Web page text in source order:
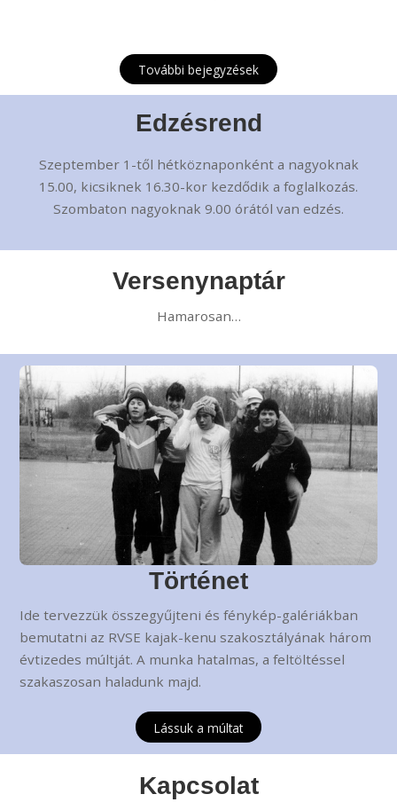
További bejegyzések
Edzésrend
Szeptember 1-től hétköznaponként a nagyoknak
15.00, kicsiknek 16.30-kor kezdődik a foglalkozás.
Szombaton nagyoknak 9.00 órától van edzés.
Versenynaptár
Hamarosan…
Történet
Ide tervezzük összegyűjteni és fénykép-galériákban
bemutatni az RVSE kajak-kenu szakosztályának három
évtizedes múltját. A munka hatalmas, a feltöltéssel
szakaszosan haladunk majd.
Lássuk a múltat
Kapcsolat